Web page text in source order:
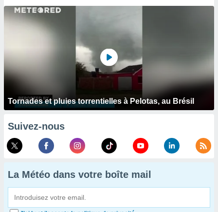
Tornades et pluies torrentielles à Pelotas, au Brésil
Suivez-nous
La Météo dans votre boîte mail